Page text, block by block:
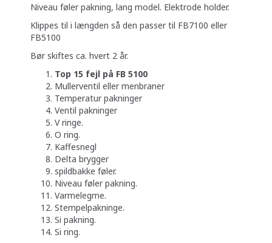
Niveau føler pakning, lang model. Elektrode holder.
Klippes til i længden så den passer til FB7100 eller
FB5100
Bør skiftes ca. hvert 2 år.
Top 15 fejl på FB 5100
Mullerventil eller menbraner
Temperatur pakninger
Ventil pakninger
V ringe.
O ring.
Kaffesnegl
Delta brygger
spildbakke føler.
Niveau føler pakning.
Varmelegme.
Stempelpakninge.
Si pakning.
Si ring.